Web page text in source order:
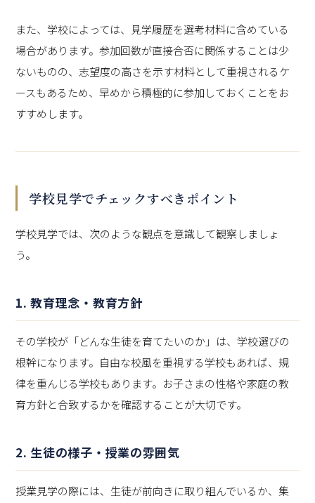
また、学校によっては、見学履歴を選考材料に含めている
場合があります。参加回数が直接合否に関係することは少
ないものの、志望度の高さを示す材料として重視されるケ
ースもあるため、早めから積極的に参加しておくことをお
すすめします。
学校見学でチェックすべきポイント
学校見学では、次のような観点を意識して観察しましょ
う。
1. 教育理念・教育方針
その学校が「どんな生徒を育てたいのか」は、学校選びの
根幹になります。自由な校風を重視する学校もあれば、規
律を重んじる学校もあります。お子さまの性格や家庭の教
育方針と合致するかを確認することが大切です。
2. 生徒の様子・授業の雰囲気
授業見学の際には、生徒が前向きに取り組んでいるか、集